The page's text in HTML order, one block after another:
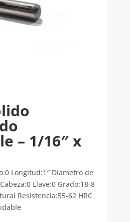
– 1/16″ x
Longitud:1″ Diametro de
Llave:0 Grado:18-8
Resistencia:55-62 HRC